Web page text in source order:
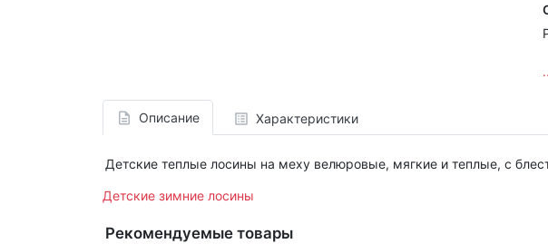
Описание Характеристики
Детские теплые лосины на меху велюровые, мягкие и теплые, с
Детские зимние лосины
Рекомендуемые товары